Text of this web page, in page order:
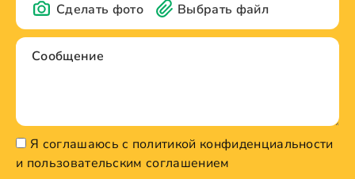
Сделать фото Выбрать файл
Я соглашаюсь с политикой конфиденциальности
и пользовательским соглашением